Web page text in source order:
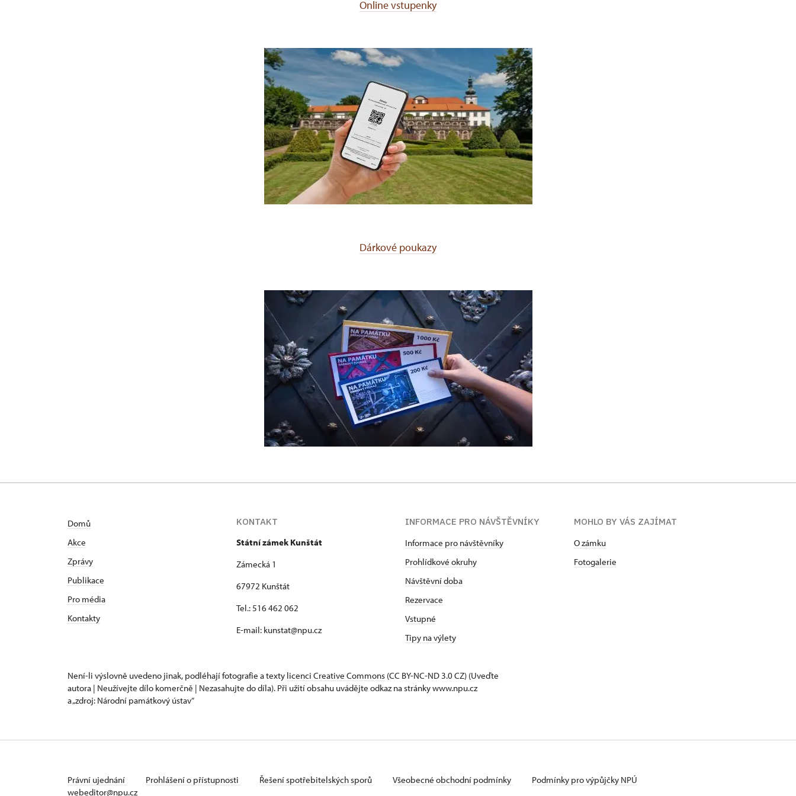
Online vstupenky
Dárkové poukazy
Domů
Akce
Zprávy
Publikace
Pro média
Kontakty
KONTAKT
Státní zámek Kunštát
Zámecká 1
67972 Kunštát
Tel.: 516 462 062
E-mail: kunstat@npu.cz
INFORMACE PRO NÁVŠTĚVNÍKY
Informace pro návštěvníky
Prohlídkové okruhy
Návštěvní doba
Rezervace
Vstupné
Tipy na výlety
MOHLO BY VÁS ZAJÍMAT
O zámku
Fotogalerie
Není-li výslovně uvedeno jinak, podléhají fotografie a texty licenci Creative Commons (CC BY-NC-ND 3.0 CZ) (Uveďte
autora | Neužívejte dílo komerčně | Nezasahujte do díla). Při užití obsahu uvádějte odkaz na stránky www.npu.cz
a „zdroj: Národní památkový ústav“
Právní ujednání Prohlášení o přístupnosti Řešení spotřebitelských sporů Všeobecné obchodní podmínky
Podmínky pro výpůjčky NPÚ
webeditor@npu.cz